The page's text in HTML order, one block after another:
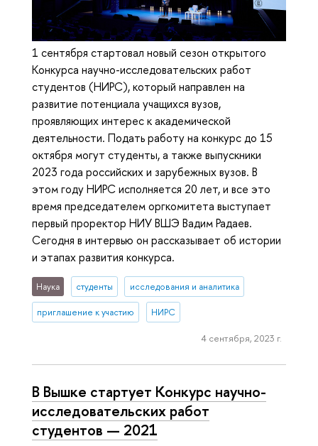
1 сентября стартовал новый сезон открытого
Конкурса научно-исследовательских работ
студентов (НИРС), который направлен на
развитие потенциала учащихся вузов,
проявляющих интерес к академической
деятельности. Подать работу на конкурс до 15
октября могут студенты, а также выпускники
2023 года российских и зарубежных вузов. В
этом году НИРС исполняется 20 лет, и все это
время председателем оргкомитета выступает
первый проректор НИУ ВШЭ Вадим Радаев.
Сегодня в интервью он рассказывает об истории
и этапах развития конкурса.
Наука студенты исследования и аналитика
приглашение к участию НИРС
4 сентября, 2023 г.
В Вышке стартует Конкурс научно-
исследовательских работ
студентов — 2021